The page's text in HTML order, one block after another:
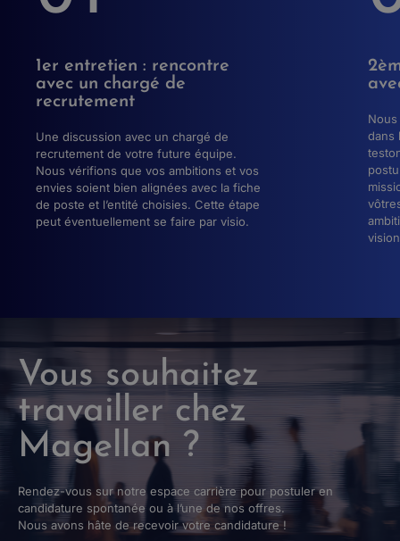
1er entretien : rencontre
avec un chargé de
recrutement
Une discussion avec un chargé de
recrutement de votre future équipe.
Nous vérifions que vos ambitions et vos
envies soient bien alignées avec la fiche
de poste et l’entité choisies. Cette étape
peut éventuellement se faire par visio.
dans
Vous souhaitez
travailler chez
Magellan ?
Rendez-vous sur notre espace carrière pour postuler en
candidature spontanée ou à l’une de nos offres.
Nous avons hâte de recevoir votre candidature !